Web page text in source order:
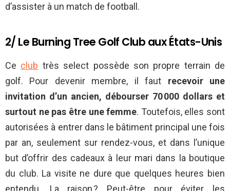
d’assister à un match de football.
2/ Le Burning Tree Golf Club aux États-Unis
Ce club très select possède son propre terrain de
golf. Pour devenir membre, il faut recevoir une
invitation d’un ancien, débourser 70 000 dollars et
surtout ne pas être une femme. Toutefois, elles sont
autorisées à entrer dans le bâtiment principal une fois
par an, seulement sur rendez-vous, et dans l’unique
but d’offrir des cadeaux à leur mari dans la boutique
du club. La visite ne dure que quelques heures bien
entendu. La raison ? Peut-être pour éviter les